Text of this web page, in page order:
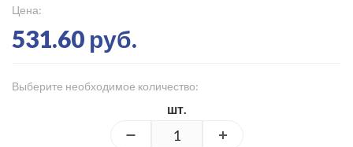
Цена:
531.60 руб.
Выберите необходимое количество:
шт.